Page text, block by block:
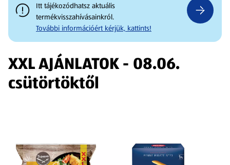
Itt tájékozódhatsz aktuális
termékvisszahívásainkról.
További információért kérjük, kattints!
XXL AJÁNLATOK - 08.06.
csütörtöktől